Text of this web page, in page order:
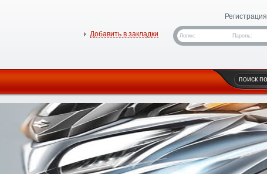
Регистрация
Логин: Пароль:
Добавить в закладки